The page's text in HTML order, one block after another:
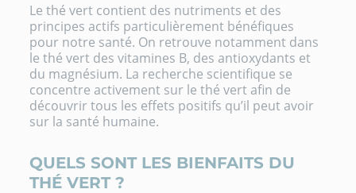
Le thé vert contient des nutriments et des
principes actifs particulièrement bénéfiques
pour notre santé. On retrouve notamment dans
le thé vert des vitamines B, des antioxydants et
du magnésium. La recherche scientifique se
concentre activement sur le thé vert afin de
découvrir tous les effets positifs qu’il peut avoir
sur la santé humaine.
QUELS SONT LES BIENFAITS DU
THÉ VERT ?